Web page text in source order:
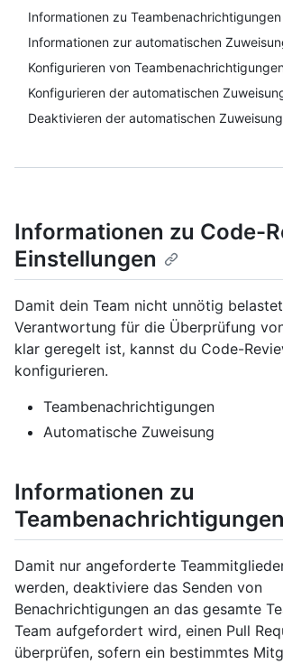
Informationen zu Teambenachrichtigungen
Informationen zur automatischen
Konfigurieren von
Konfigurieren der automatischen
Deaktivieren der automatischen Zuweisung
Informationen zu Code-
Einstellungen
Damit dein Team nicht unnötig
Verantwortung für die Überprüfung
klar geregelt ist, kannst du Code-
konfigurieren.
Teambenachrichtigungen
Automatische Zuweisung
Informationen zu
Teambenachrichtigungen
Damit nur angeforderte
werden, deaktiviere das Senden von
Benachrichtigungen an das gesamte
Team aufgefordert wird, einen Pull
überprüfen, sofern ein bestimmtes